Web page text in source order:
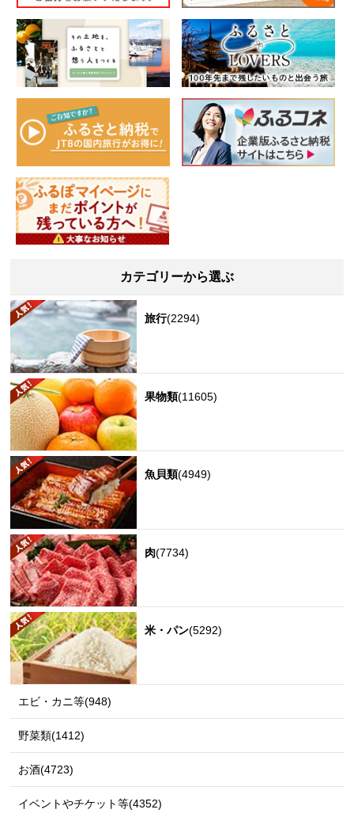
カテゴリーから選ぶ
旅行(2294)
果物類(11605)
魚貝類(4949)
肉(7734)
米・パン(5292)
エビ・カニ等(948)
野菜類(1412)
お酒(4723)
イベントやチケット等(4352)